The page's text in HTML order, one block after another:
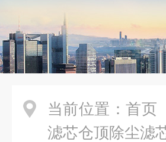
当前位置： 首页
滤芯仓顶除尘滤